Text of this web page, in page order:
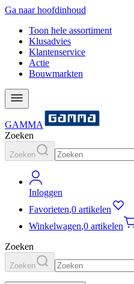
Ga naar hoofdinhoud
Toon hele assortiment
Klusadvies
Klantenservice
Actie
Bouwmarkten
GAMMA
Zoeken
Zoeken
Inloggen
Favorieten,0 artikelen
Winkelwagen,0 artikelen
Zoeken
Zoeken